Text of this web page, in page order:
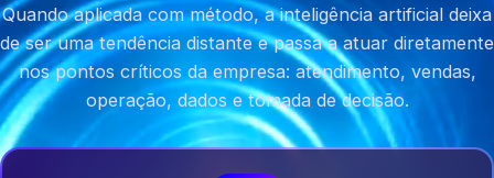
Quando aplicada com método, a inteligência artificial deixa
de ser uma tendência distante e passa a atuar diretamente
nos pontos críticos da empresa: atendimento, vendas,
operação, dados e tomada de decisão.